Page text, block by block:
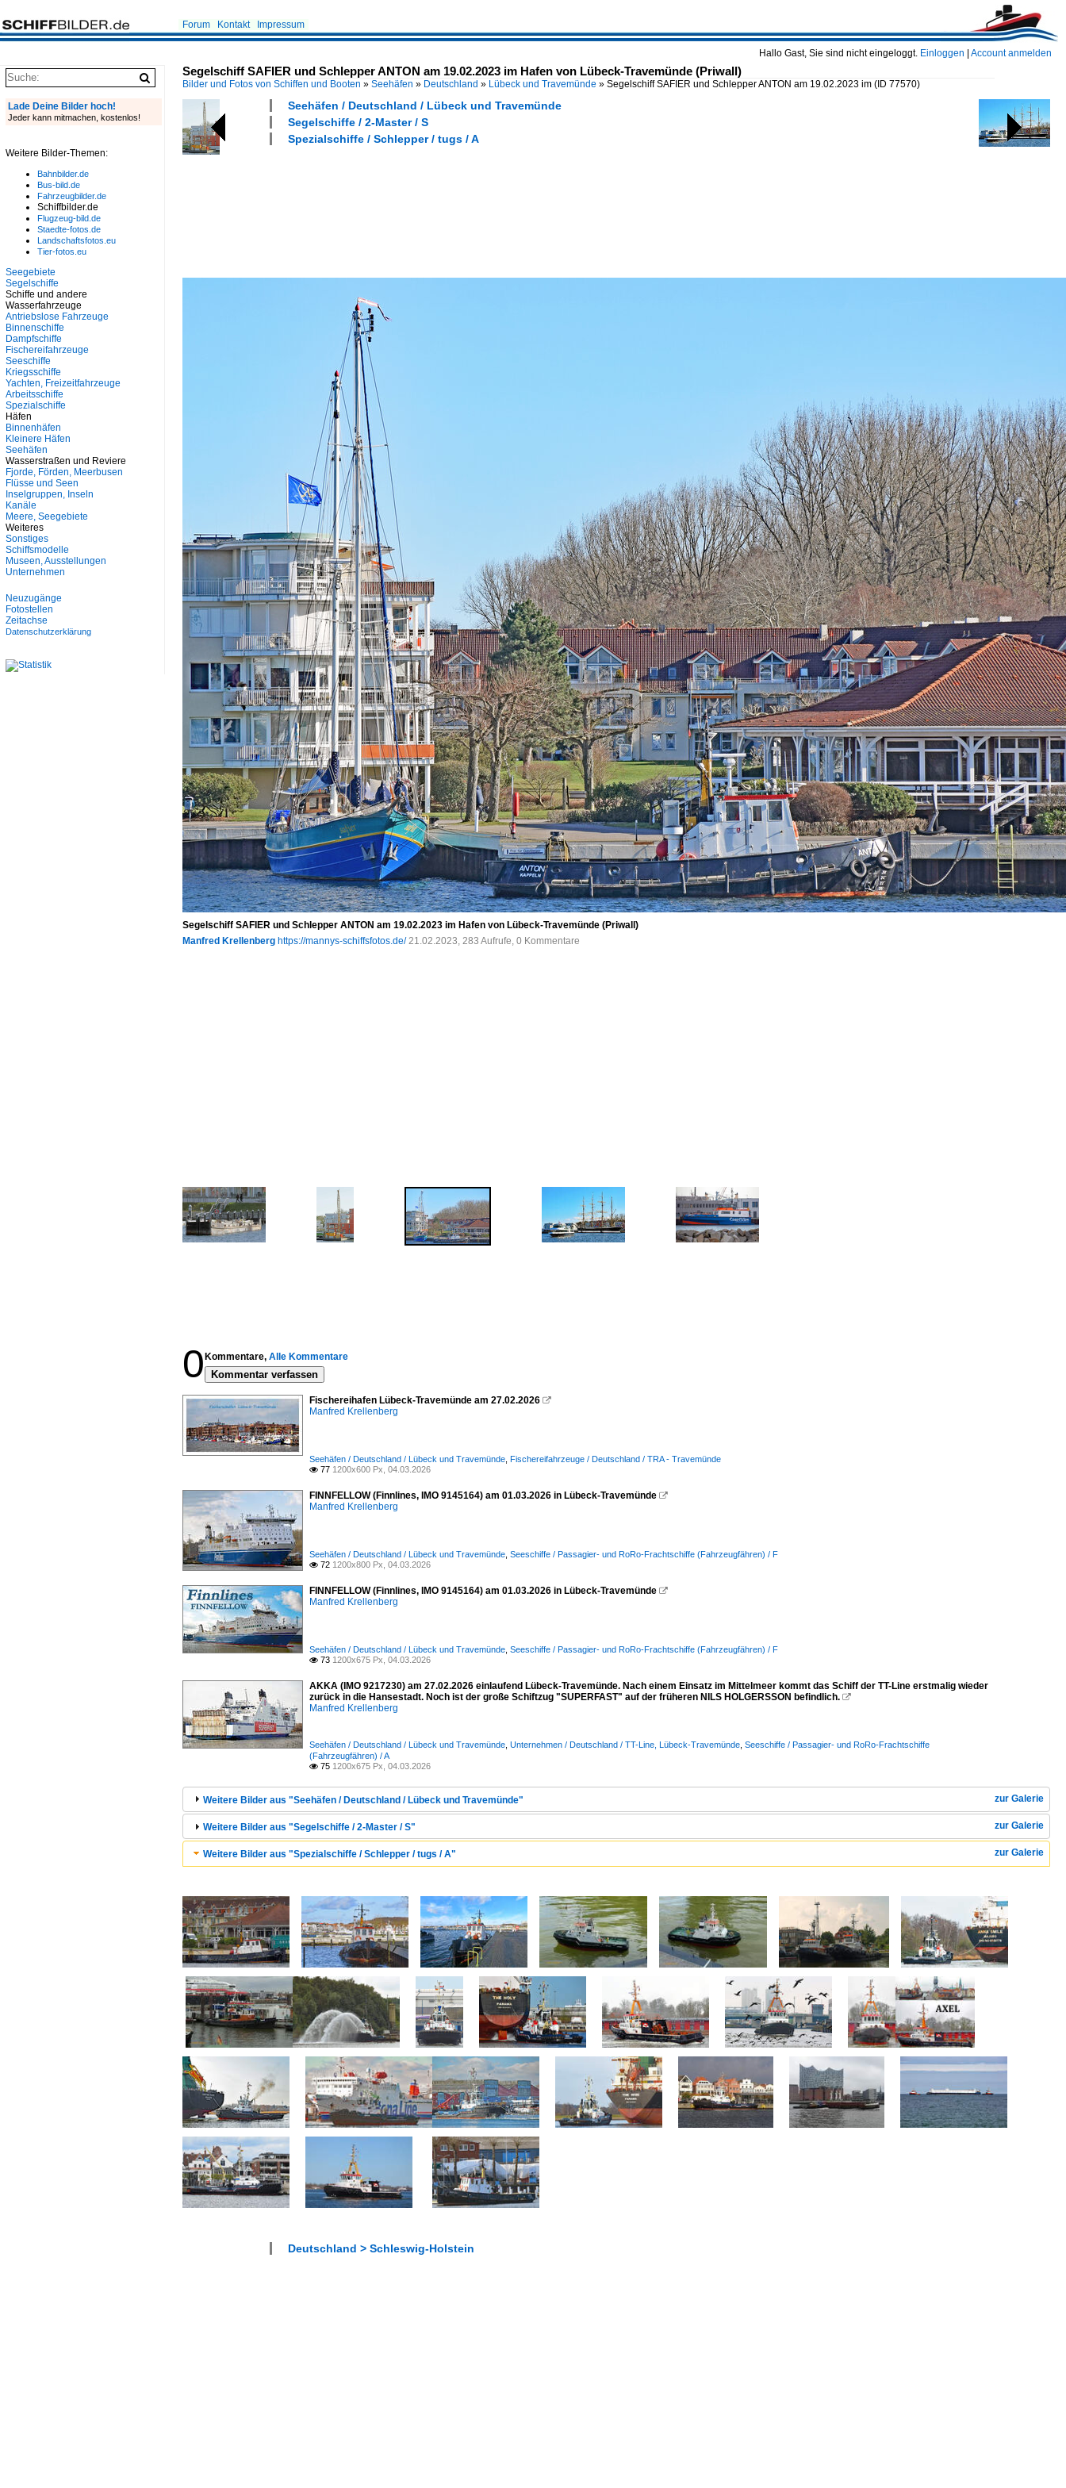
Hallo Gast, Sie sind nicht eingeloggt. Einloggen Account anmelden
Forum Kontakt Impressum
Segelschiff SAFIER und Schlepper ANTON am 19.02.2023 im Hafen von Lübeck-Travemünde (Priwall)
Bilder und Fotos von Schiffen und Booten » Seehäfen » Deutschland » Lübeck und Travemünde » Segelschiff SAFIER und Schlepper ANTON am 19.02.2023 im (ID 77570)
Seehäfen / Deutschland / Lübeck und Travemünde
Segelschiffe / 2-Master / S
Spezialschiffe / Schlepper / tugs / A
Segelschiff SAFIER und Schlepper ANTON am 19.02.2023 im Hafen von Lübeck-Travemünde (Priwall)
Manfred Krellenberg https://mannys-schiffsfotos.de/ 21.02.2023, 283 Aufrufe, 0 Kommentare
0 Kommentare, Alle Kommentare
Kommentar verfassen
Fischereihafen Lübeck-Travemünde am 27.02.2026 
Manfred Krellenberg
Seehäfen / Deutschland / Lübeck und Travemünde Fischereifahrzeuge / Deutschland / TRA - Travemünde
 77 1200x600 Px, 04.03.2026
FINNFELLOW (Finnlines, IMO 9145164) am 01.03.2026 in Lübeck-Travemünde 
Manfred Krellenberg
Seehäfen / Deutschland / Lübeck und Travemünde Seeschiffe / Passagier- und RoRo-Frachtschiffe (Fahrzeugfähren) / F
 72 1200x800 Px, 04.03.2026
FINNFELLOW (Finnlines, IMO 9145164) am 01.03.2026 in Lübeck-Travemünde 
Manfred Krellenberg
Seehäfen / Deutschland / Lübeck und Travemünde Seeschiffe / Passagier- und RoRo-Frachtschiffe (Fahrzeugfähren) / F
 73 1200x675 Px, 04.03.2026
AKKA (IMO 9217230) am 27.02.2026 einlaufend Lübeck-Travemünde. Nach einem Einsatz im Mittelmeer kommt das Schiff der TT-Line erstmalig wieder
zurück in die Hansestadt. Noch ist der große Schiftzug "SUPERFAST" auf der früheren NILS HOLGERSSON befindlich. 
Manfred Krellenberg
Seehäfen / Deutschland / Lübeck und Travemünde Unternehmen / Deutschland / TT-Line, Lübeck-Travemünde Seeschiffe / Passagier- und RoRo-Frachtschiffe
(Fahrzeugfähren) / A
 75 1200x675 Px, 04.03.2026
zur Galerie
Weitere Bilder aus "Seehäfen / Deutschland / Lübeck und Travemünde"
zur Galerie
Weitere Bilder aus "Segelschiffe / 2-Master / S"
zur Galerie
Weitere Bilder aus "Spezialschiffe / Schlepper / tugs / A"
Deutschland > Schleswig-Holstein
Lade Deine Bilder hoch!
Jeder kann mitmachen, kostenlos!
Weitere Bilder-Themen:
Bahnbilder.de
Bus-bild.de
Fahrzeugbilder.de
Schiffbilder.de
Flugzeug-bild.de
Staedte-fotos.de
Landschaftsfotos.eu
Tier-fotos.eu
Seegebiete
Segelschiffe
Schiffe und andere
Wasserfahrzeuge
Antriebslose Fahrzeuge
Binnenschiffe
Dampfschiffe
Fischereifahrzeuge
Seeschiffe
Kriegsschiffe
Yachten, Freizeitfahrzeuge
Arbeitsschiffe
Spezialschiffe
Häfen
Binnenhäfen
Kleinere Häfen
Seehäfen
Wasserstraßen und Reviere
Fjorde, Förden, Meerbusen
Flüsse und Seen
Inselgruppen, Inseln
Kanäle
Meere, Seegebiete
Weiteres
Sonstiges
Schiffsmodelle
Museen, Ausstellungen
Unternehmen
Neuzugänge
Fotostellen
Zeitachse
Datenschutzerklärung